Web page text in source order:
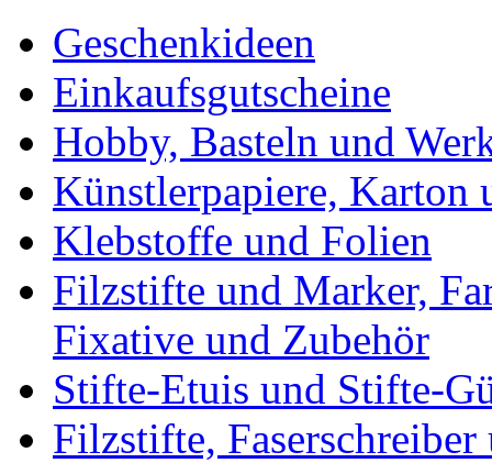
Geschenkideen
Einkaufsgutscheine
Hobby, Basteln und
Künstlerpapiere, Karton
Klebstoffe und Folien
Filzstifte und Marker,
Fixative und Zubehör
Stifte-Etuis und Stifte-
Filzstifte,